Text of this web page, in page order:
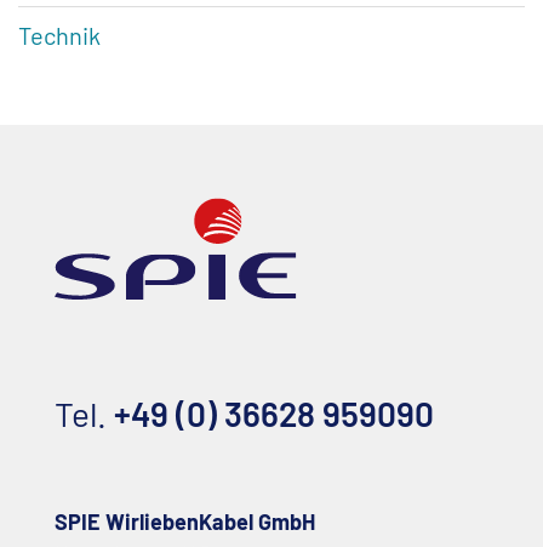
Technik
Tel. +49 (0) 36628 959090
SPIE WirliebenKabel GmbH